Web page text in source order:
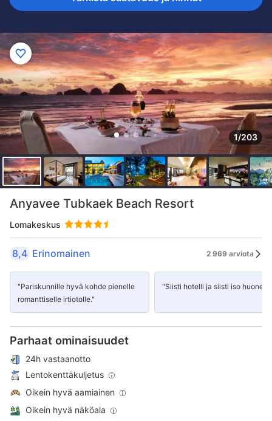
1/203
Anyavee Tubkaek Beach Resort
Lomakeskus
8,4 Erinomainen 2 969 arviota
"Pariskunnille hyvä kohde pienelle
romanttiselle irtiotolle."
"Siisti hotelli ja siisti iso huone."
Parhaat ominaisuudet
24h vastaanotto
Lentokenttäkuljetus
Oikein hyvä aamiainen
Oikein hyvä näköala